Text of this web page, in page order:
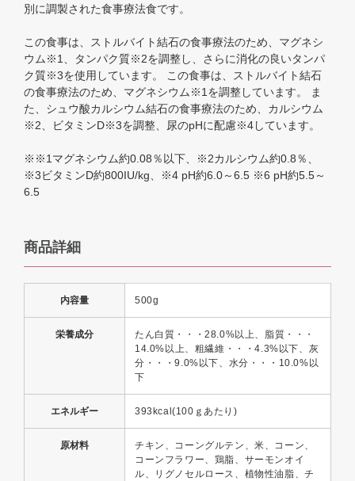
別に調製された食事療法食です。
この食事は、ストルバイト結石の食事療法のため、マグネシ
ウム※1、タンパク質※2を調整し、さらに消化の良いタンパ
ク質※3を使用しています。 この食事は、ストルバイト結石
の食事療法のため、マグネシウム※1を調整しています。 ま
た、シュウ酸カルシウム結石の食事療法のため、カルシウム
※2、ビタミンD※3を調整、尿のpHに配慮※4しています。
※※1マグネシウム約0.08％以下、※2カルシウム約0.8％、
※3ビタミンD約800IU/kg、※4 pH約6.0～6.5 ※6 pH約5.5～
6.5
商品詳細
内容量 500g
栄養成分
たん白質・・・28.0%以上、脂質・・・
14.0%以上、粗繊維・・・4.3%以下、灰
分・・・9.0%以下、水分・・・10.0%以
下
エネルギー 393kcal(100ｇあたり)
原材料
チキン、コーングルテン、米、コーン、
コーンフラワー、鶏脂、サーモンオイ
ル、リグノセルロース、植物性油脂、チ